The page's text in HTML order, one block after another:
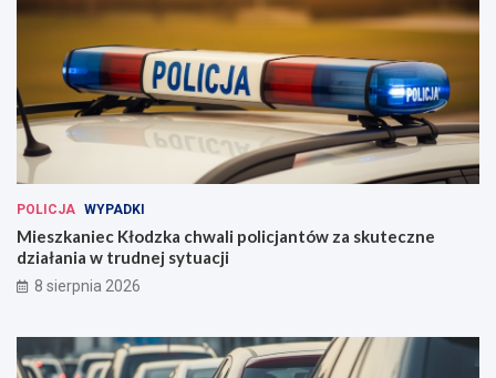
POLICJA WYPADKI
Mieszkaniec Kłodzka chwali policjantów za skuteczne
działania w trudnej sytuacji
8 sierpnia 2026